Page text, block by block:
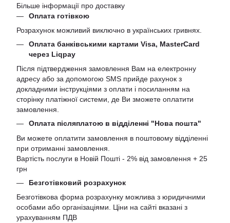
Більше інформації про доставку
Оплата готівкою
Розрахунок можливий виключно в українських гривнях.
Оплата банківськими картами Visa, MasterCard
через Liqpay
Після підтвердження замовлення Вам на електронну
адресу або за допомогою SMS прийде рахунок з
докладними інструкціями з оплати і посиланням на
сторінку платіжної системи, де Ви зможете оплатити
замовлення.
Оплата післяплатою в відділенні "Нова пошта"
Ви можете оплатити замовлення в поштовому відділенні
при отриманні замовлення.
Вартість послуги в Новій Пошті - 2% від замовлення + 25
грн
Безготівковий розрахунок
Безготівкова форма розрахунку можлива з юридичними
особами або організаціями. Ціни на сайті вказані з
урахуванням ПДВ